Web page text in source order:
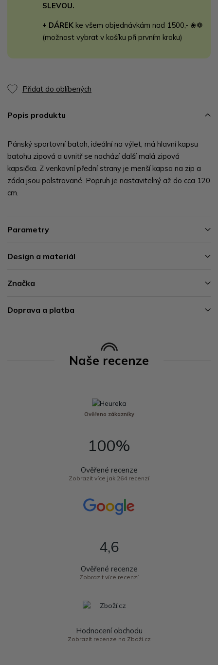
SLEVOU.
+ DÁREK ke všem objednávkám nad 1500,- ❀❁
(možnost vybrat v košíku při prvním kroku)
Přidat do oblíbených
Popis produktu
Pánský sportovní batoh, ideální na výlet, má hlavní kapsu
batohu zipová a uvnitř se nachází další malá zipová
kapsička. Z venkovní přední strany je menší kapsa na zip a
záda jsou polstrované. Popruh je nastavitelný až do cca 120
cm.
Parametry
Design a materiál
Značka
Doprava a platba
Naše recenze
Ověřeno zákazníky
100%
Ověřené recenze
Zobrazit více jak 264 recenzí
4,6
Ověřené recenze
Zobrazit více recenzí
Hodnocení obchodu
Zobrazit recenze na Zboží.cz